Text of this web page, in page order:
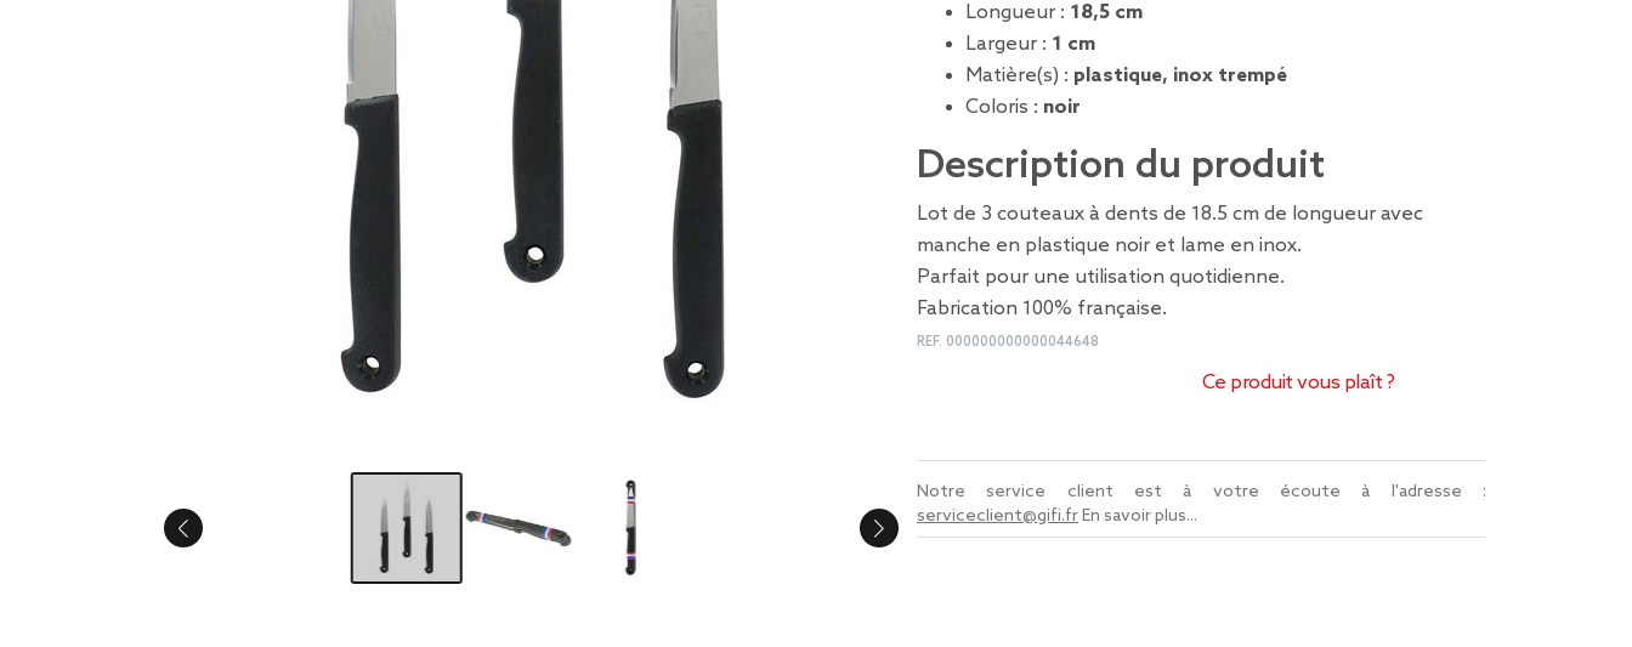
Longueur : 18,5 cm
Largeur : 1 cm
Matière(s) : plastique, inox trempé
Coloris : noir
Description du produit
Lot de 3 couteaux à dents de 18.5 cm de longueur avec
manche en plastique noir et lame en inox.
Parfait pour une utilisation quotidienne.
Fabrication 100% française.
REF. 000000000000044648
Ce produit vous plaît ?
Notre service client est à votre écoute à l'adresse :
serviceclient@gifi.frEn savoir plus...